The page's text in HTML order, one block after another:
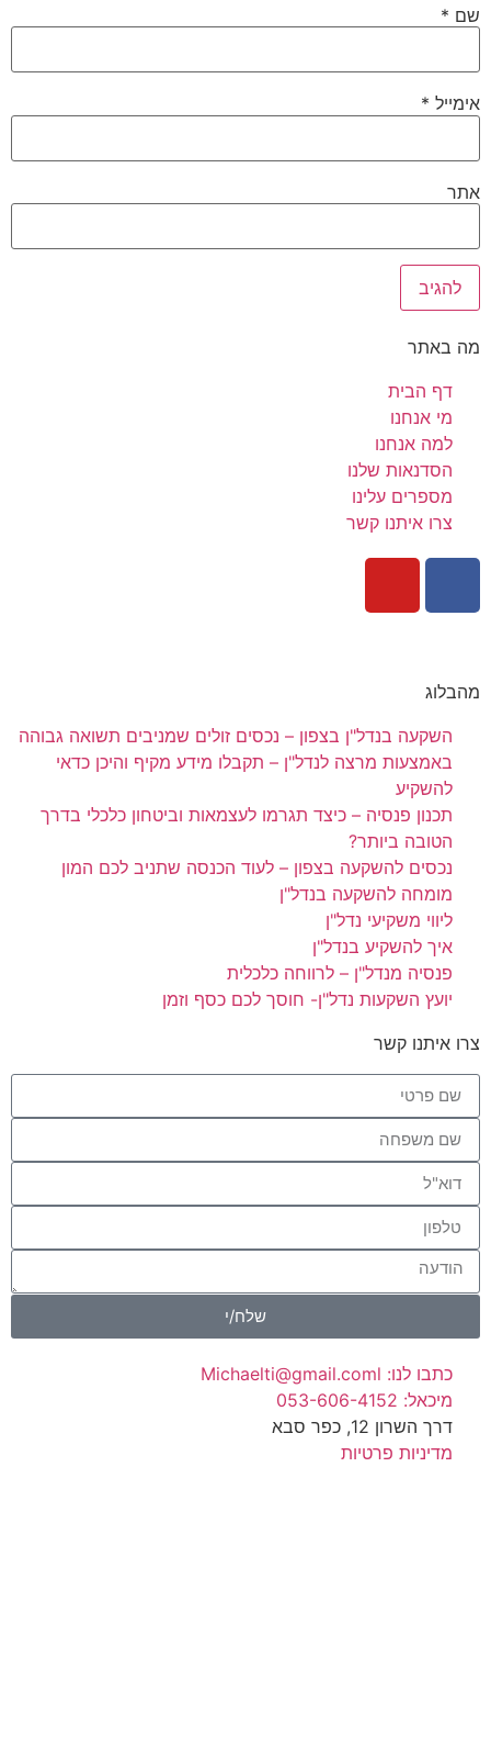
שם *
אימייל *
אתר
מה באתר
דף הבית
מי אנחנו
למה אנחנו
הסדנאות שלנו
מספרים עלינו
צרו איתנו קשר
מהבלוג
השקעה בנדל"ן בצפון – נכסים זולים שמניבים תשואה גבוהה
באמצעות מרצה לנדל"ן – תקבלו מידע מקיף והיכן כדאי
להשקיע
תכנון פנסיה – כיצד תגרמו לעצמאות וביטחון כלכלי בדרך
הטובה ביותר?
נכסים להשקעה בצפון – לעוד הכנסה שתניב לכם המון
מומחה להשקעה בנדל"ן
ליווי משקיעי נדל"ן
איך להשקיע בנדל"ן
פנסיה מנדל"ן – לרווחה כלכלית
יועץ השקעות נדל"ן- חוסך לכם כסף וזמן
צרו איתנו קשר
שלח/י
כתבו לנו: Michaelti@gmail.coml
מיכאל: 053-606-4152
דרך השרון 12, כפר סבא
מדיניות פרטיות